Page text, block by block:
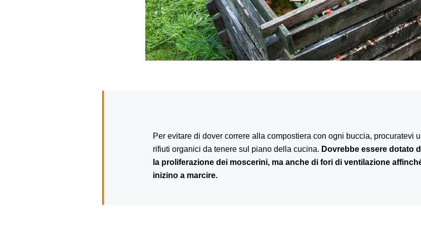
Per evitare di dover correre alla compostiera con ogni buccia, procuratevi
rifiuti organici da tenere sul piano della cucina. Dovrebbe essere dotato
la proliferazione dei moscerini, ma anche di fori di ventilazione
inizino a marcire.